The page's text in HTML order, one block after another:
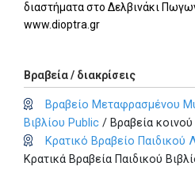
διαστήματα στο Δελβινάκι
www.dioptra.gr
Βραβεία / διακρίσεις
Βραβείο Μεταφρασμένου
Βιβλίου Public / Βραβεία κοινού
Κρατικό Βραβείο Παιδικού
Κρατικά Βραβεία Παιδικού